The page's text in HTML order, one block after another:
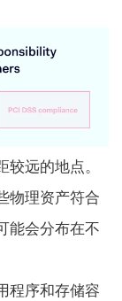
远的地点。
物理资产符合
能会分布在不
程序和存储容